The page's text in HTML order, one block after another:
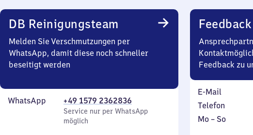
DB Reinigungsteam
Melden Sie Verschmutzungen per
WhatsApp, damit diese noch schneller
beseitigt werden
WhatsApp +49 1579 2362836
Service nur per WhatsApp
möglich
Feedback zu
E-Mail
Telefon
Montag
Mo – So,
inkl.